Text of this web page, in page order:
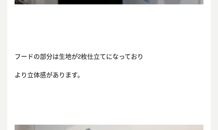
フードの部分は生地が2枚仕立てになっており
より立体感があります。